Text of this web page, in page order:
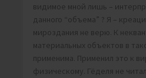
видимое мной лишь –
данного “объема” ? Я –
мироздания не верю. К
материальных объектов в
применима. Применил это к
физическому. Гёделя не